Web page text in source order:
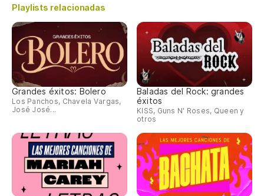
Playlists relacionadas
Grandes éxitos: Bolero
Los Panchos, Chavela Vargas,
José José...
Baladas del Rock: grandes
éxitos
KISS, Guns N' Roses, Queen y
otros